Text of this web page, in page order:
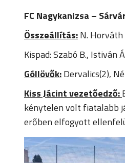
FC Nagykanizsa –
Összeállítás:N. Horváth
Kispad: Szabó B., Istiván
Góllövők:Dervalics(2),
Kiss Jácint vezetőedző:
kénytelen volt fiatalabb
erőben elfogyott